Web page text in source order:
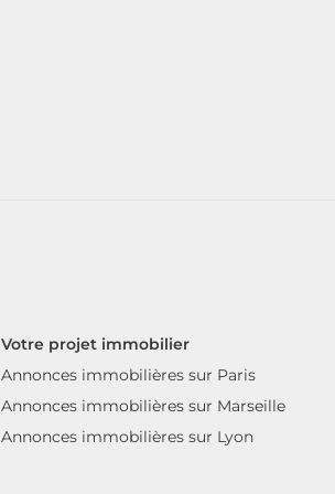
Votre projet immobilier
Annonces immobilières sur Paris
Annonces immobilières sur Marseille
Annonces immobilières sur Lyon